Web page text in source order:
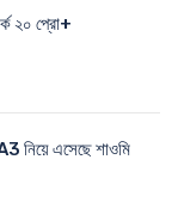
২০ প্রো+
নিয়ে এসেছে শাওমি